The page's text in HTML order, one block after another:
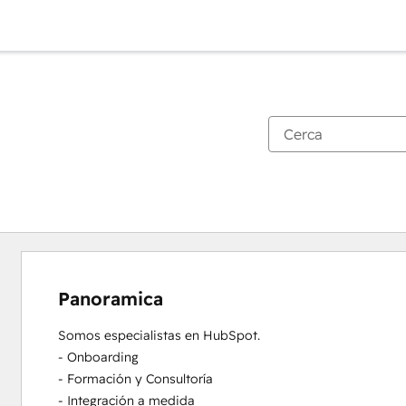
Panoramica
Somos especialistas en HubSpot.
- Onboarding
- Formación y Consultoría
- Integración a medida